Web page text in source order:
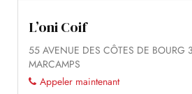
L’oni Coif
55 AVENUE DES CÔTES DE BOURG
MARCAMPS
Appeler maintenant